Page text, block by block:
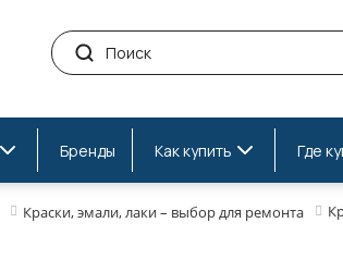
Бренды Как купить Где
Краски, эмали, лаки – выбор для ремонта